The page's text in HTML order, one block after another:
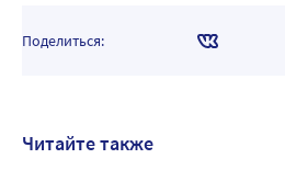
Поделиться:
Читайте также